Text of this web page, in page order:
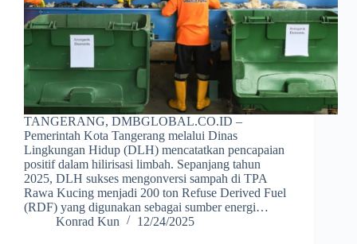
TANGERANG, DMBGLOBAL.CO.ID –
Pemerintah Kota Tangerang melalui Dinas
Lingkungan Hidup (DLH) mencatatkan pencapaian
positif dalam hilirisasi limbah. Sepanjang tahun
2025, DLH sukses mengonversi sampah di TPA
Rawa Kucing menjadi 200 ton Refuse Derived Fuel
(RDF) yang digunakan sebagai sumber energi…
Konrad Kun
12/24/2025